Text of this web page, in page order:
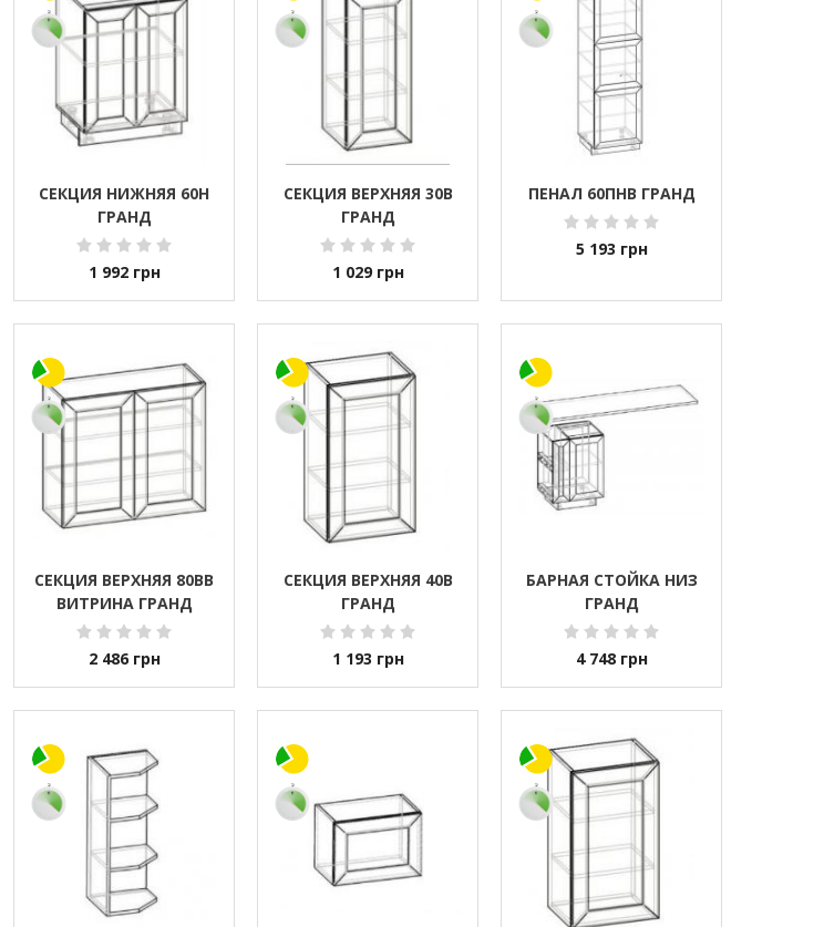
СЕКЦИЯ НИЖНЯЯ 60Н
ГРАНД
1 992 грн
СЕКЦИЯ ВЕРХНЯЯ 30В
ГРАНД
1 029 грн
ПЕНАЛ 60ПНВ ГРАНД
5 193 грн
СЕКЦИЯ ВЕРХНЯЯ 80ВВ
ВИТРИНА ГРАНД
2 486 грн
СЕКЦИЯ ВЕРХНЯЯ 40В
ГРАНД
1 193 грн
БАРНАЯ СТОЙКА НИЗ
ГРАНД
4 748 грн